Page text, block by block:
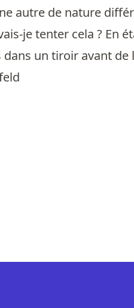
autre de nature
je tenter cela ? En
un tiroir avant